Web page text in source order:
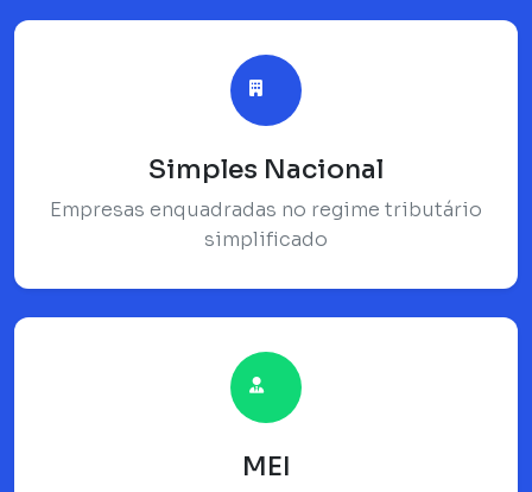
Simples Nacional
Empresas enquadradas no regime tributário
simplificado
MEI